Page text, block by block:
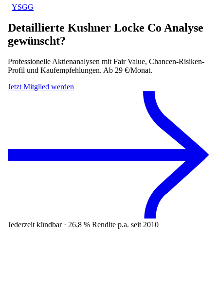
YSGG
Detaillierte Kushner Locke Co Analyse
gewünscht?
Professionelle Aktienanalysen mit Fair Value, Chancen-Risiken-
Profil und Kaufempfehlungen. Ab 29 €/Monat.
Jetzt Mitglied werden
Jederzeit kündbar · 26,8 % Rendite p.a. seit 2010